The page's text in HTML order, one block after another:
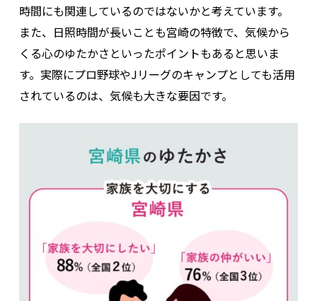
時間にも関連しているのではないかと考えています。
また、日照時間が長いことも宮崎の特徴で、気候から
くる心のゆたかさといったポイントもあると思いま
す。実際にプロ野球やJリーグのキャンプとしても活用
されているのは、気候も大きな要因です。